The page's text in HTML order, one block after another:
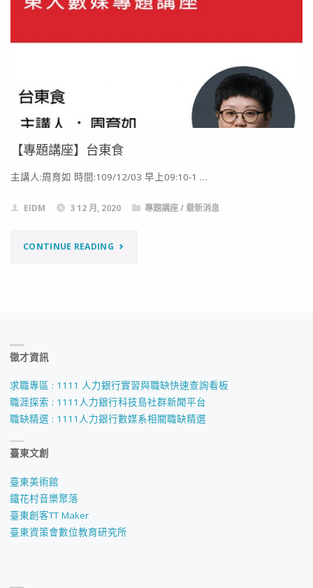
的
學
計
畫
何
投
【專題講座】台東食
主講人:周育如 時間:109/12/03 早上09:10-1 …
EIDM 3 12 月, 2020 專題講座/最新消息
CONTINUE READING"【專
東
食"
徵才資訊
求職專區 : 1111 人力銀行實習與職缺快速查詢看板
職涯探索 : 1111人力銀行科技島社群新聞平台
職缺精選 : 1111人力銀行數媒系相關職缺精選
臺東文創
臺東美術館
鐵花村音樂聚落
臺東創客TT Maker
臺東資策會數位教育研究所